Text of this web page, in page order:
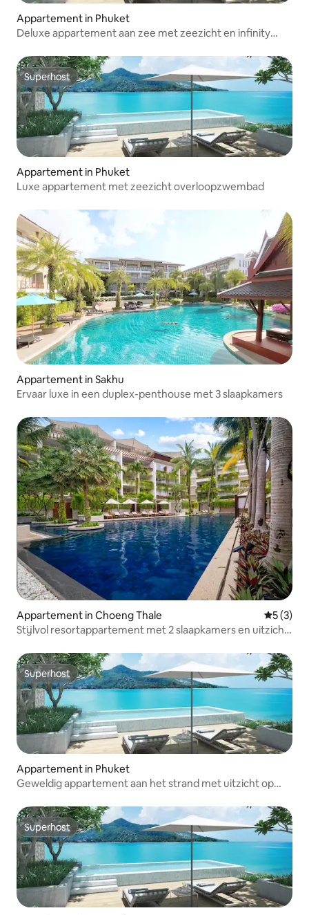
Appartement in Phuket
Deluxe appartement aan zee met zeezicht en infinity
Superhost
Superhost
Appartement in Phuket
Luxe appartement met zeezicht overloopzwembad
Appartement in Sakhu
Ervaar luxe in een duplex-penthouse met 3 slaapkamers
Appartement in Choeng Thale
5 (3)
Stijlvol resortappartement met 2 slaapkamers en uitzicht
Superhost
Superhost
Appartement in Phuket
Geweldig appartement aan het strand met uitzicht op
Superhost
Superhost